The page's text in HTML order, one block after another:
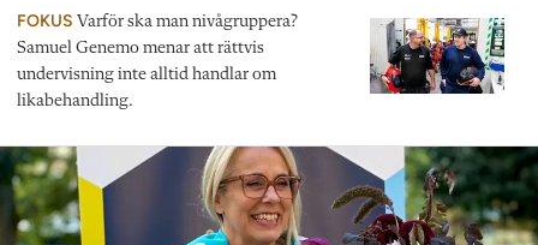
FOKUS Varför ska man nivågruppera?
Samuel Genemo menar att rättvis
undervisning inte alltid handlar om
likabehandling.